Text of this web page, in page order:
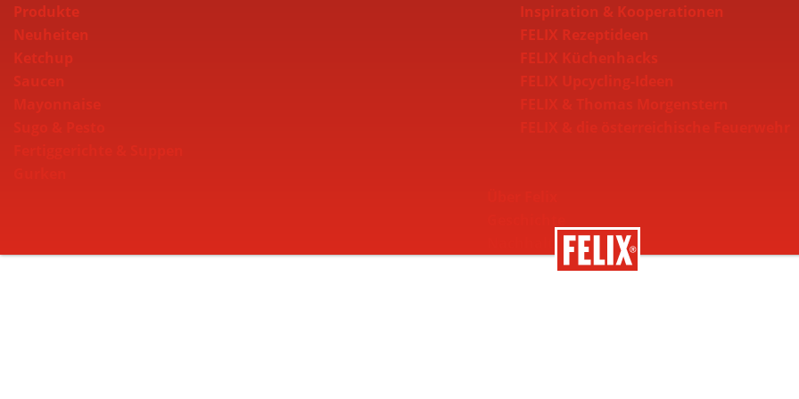
Produkte
Neuheiten
Ketchup
Saucen
Inspiration & Kooperationen
FELIX Rezeptideen
FELIX Küchenhacks
FELIX Upcycling-Ideen
Nachhaltigkeit